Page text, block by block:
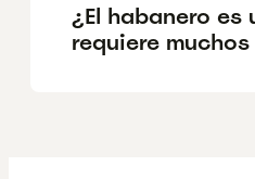
¿El habanero es
requiere